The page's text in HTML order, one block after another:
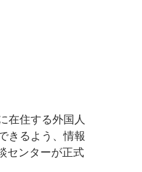
在住する外国人
きるよう、情報
センターが正式